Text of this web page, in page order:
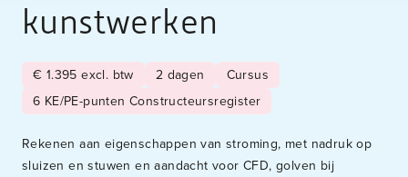
kunstwerken
€ 1.395 excl. btw 2 dagen
Cursus
6 KE/PE-punten Constructeursregister
Rekenen aan eigenschappen van stroming, met nadruk op
sluizen en stuwen en aandacht voor CFD, golven bij